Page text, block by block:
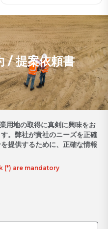
/ 提案依頼書
用地の取得に真剣に興味をお
。弊社が貴社のニーズを正確
提供するために、正確な情報
(*) are mandatory